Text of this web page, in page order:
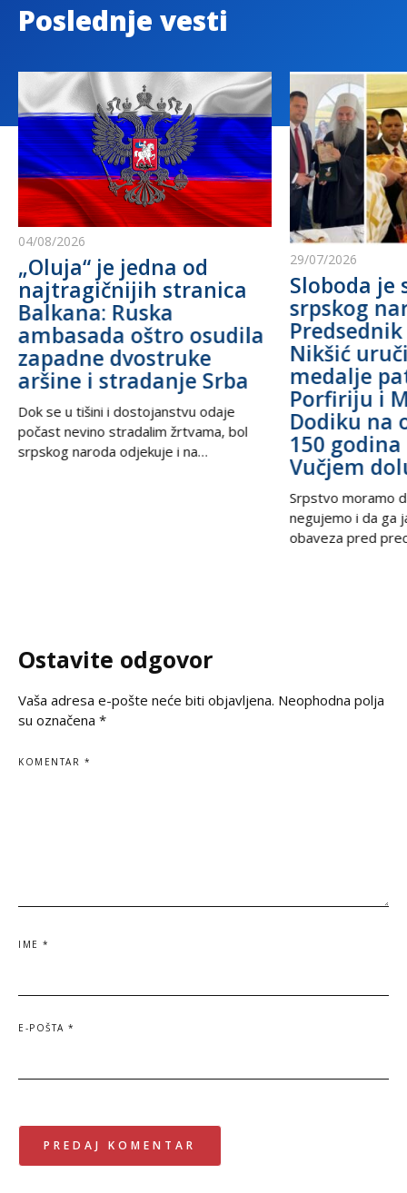
Poslednje vesti
04/08/2026
„Oluja“ je jedna od
najtragičnijih stranica
Balkana: Ruska
ambasada oštro osudila
zapadne dvostruke
aršine i stradanje Srba
Dok se u tišini i dostojanstvu odaje
počast nevino stradalim žrtvama, bol
srpskog naroda odjekuje i na
29/07/2026
Sloboda je
srpskog
Nikšić
medalje
Porfiriju i
Dodiku na
150
Vučjem
Srpstvo moramo
negujemo i da ga
obaveza pred
Ostavite odgovor
Vaša adresa e-pošte neće biti objavljena. Neophodna polja
su označena *
KOMENTAR *
IME *
E-POŠTA *